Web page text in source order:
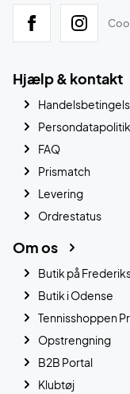
Hjælp & kontakt
Persondatapolitik
FAQ
Prismatch
Levering
Ordrestatus
Om os
Butik på
Butik i Odense
Tennisshoppen
Opstrengning
B2B Portal
Klubtøj